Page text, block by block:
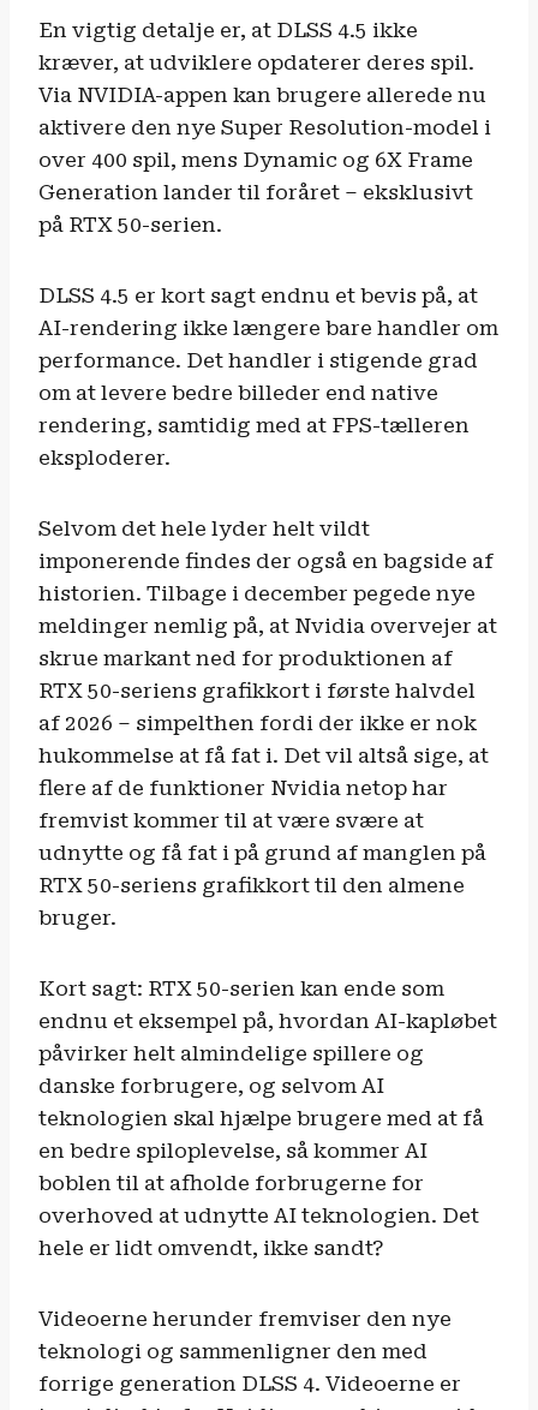
En vigtig detalje er, at DLSS 4.5 ikke
kræver, at udviklere opdaterer deres spil.
Via NVIDIA-appen kan brugere allerede nu
aktivere den nye Super Resolution-model i
over 400 spil, mens Dynamic og 6X Frame
Generation lander til foråret – eksklusivt
på RTX 50-serien.
DLSS 4.5 er kort sagt endnu et bevis på, at
AI-rendering ikke længere bare handler om
performance. Det handler i stigende grad
om at levere bedre billeder end native
rendering, samtidig med at FPS-tælleren
eksploderer.
Selvom det hele lyder helt vildt
imponerende findes der også en bagside af
historien. Tilbage i december pegede nye
meldinger nemlig på, at Nvidia overvejer at
skrue markant ned for produktionen af
RTX 50-seriens grafikkort i første halvdel
af 2026 – simpelthen fordi der ikke er nok
hukommelse at få fat i. Det vil altså sige, at
flere af de funktioner Nvidia netop har
fremvist kommer til at være svære at
udnytte og få fat i på grund af manglen på
RTX 50-seriens grafikkort til den almene
bruger.
Kort sagt: RTX 50-serien kan ende som
endnu et eksempel på, hvordan AI-kapløbet
påvirker helt almindelige spillere og
danske forbrugere, og selvom AI
teknologien skal hjælpe brugere med at få
en bedre spiloplevelse, så kommer AI
boblen til at afholde forbrugerne for
overhoved at udnytte AI teknologien. Det
hele er lidt omvendt, ikke sandt?
Videoerne herunder fremviser den nye
teknologi og sammenligner den med
forrige generation DLSS 4. Videoerne er